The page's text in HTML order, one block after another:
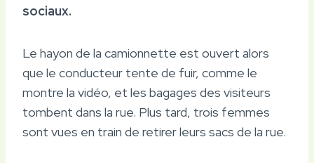
sociaux.
Le hayon de la camionnette est ouvert alors
que le conducteur tente de fuir, comme le
montre la vidéo, et les bagages des visiteurs
tombent dans la rue. Plus tard, trois femmes
sont vues en train de retirer leurs sacs de la rue.